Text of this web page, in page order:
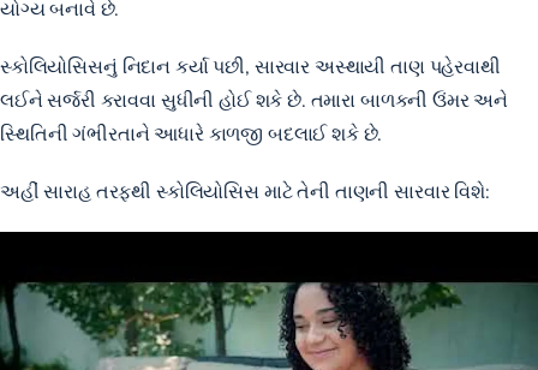
યોગ્ય બનાવે છે.
સ્કોલિયોસિસનું નિદાન કર્યા પછી, સારવાર અસ્થાયી તાણ પહેરવાથી
લઈને સર્જરી કરાવવા સુધીની હોઈ શકે છે. તમારા બાળકની ઉંમર અને
સ્થિતિની ગંભીરતાને આધારે કાળજી બદલાઈ શકે છે.
અહીં સારાહ તરફથી સ્કોલિયોસિસ માટે તેની તાણની સારવાર વિશે: